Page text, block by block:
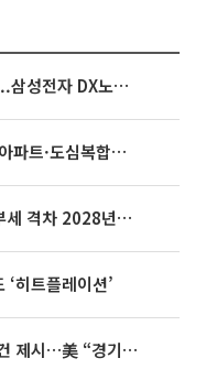
3445억 자사주 지급 마쳤는데...삼성전자 DX노조, 뒤늦은 '떼쓰기 집회'
영끌 '주택공급' 대책 임박⋯비아파트·도심복합까지 총동원
종부세 개편에도…1·3주택 종부세 격차 2028년부터 확대
히트플레이션’
이란, 미국에 호르무즈 합의 조건 제시…美 “경기 아직 안 끝나” [종합]